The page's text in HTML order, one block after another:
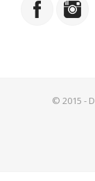
© 2015 -